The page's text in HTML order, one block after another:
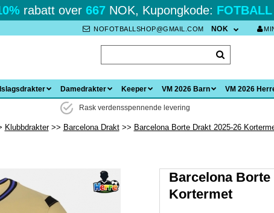
rabatt over 667NOK, Kupongkode: FOTBALL
NOFOTBALLSHOP@GMAIL.COM NOK
Damedrakter Keeper VM 2026 Barn VM 2026
Rask verdensspennende levering
Klubbdrakter Barcelona Drakt Barcelona Borte Drakt 2025-26
Barcelona Borte
Kortermet